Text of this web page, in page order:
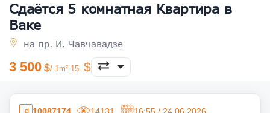
Сдаётся 5 комнатная Квартира в
Ваке
на пр. И. Чавчавадзе
3 500 / 1m² 15